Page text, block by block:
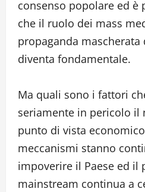
consenso popolare ed è
che il ruolo dei mass
propaganda
diventa fondamentale.
Ma quali sono i fattori
seriamente in pericolo il
punto di vista
meccanismi stanno
impoverire il Paese ed il
mainstream continua a